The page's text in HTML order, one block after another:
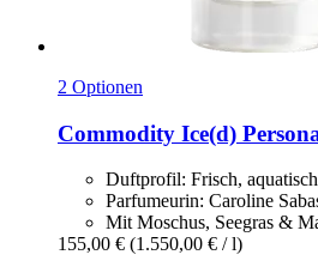
2 Optionen
Commodity Ice(d)
Duftprofil: Frisch,
Parfumeurin: Caroline
Mit Moschus, Seegras &
155,00 € (1.550,00 € / l)